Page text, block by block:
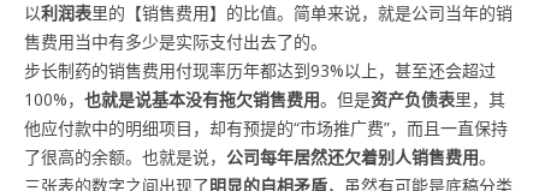
以利润表里的【销售费用】的比值。简单来说，就是公司当年的销
售费用当中有多少是实际支付出去了的。
步长制药的销售费用付现率历年都达到93%以上，甚至还会超过
100%， 也就是说基本没有拖欠销售费用。但是资产负债表里，其
他应付款中的明细项目，却有预提的“市场推广费”，而且一直保持
了很高的余额。也就是说， 公司每年居然还欠着别人销售费用。
三张表的数字之间出现了明显的自相矛盾，虽然有可能是底稿分类